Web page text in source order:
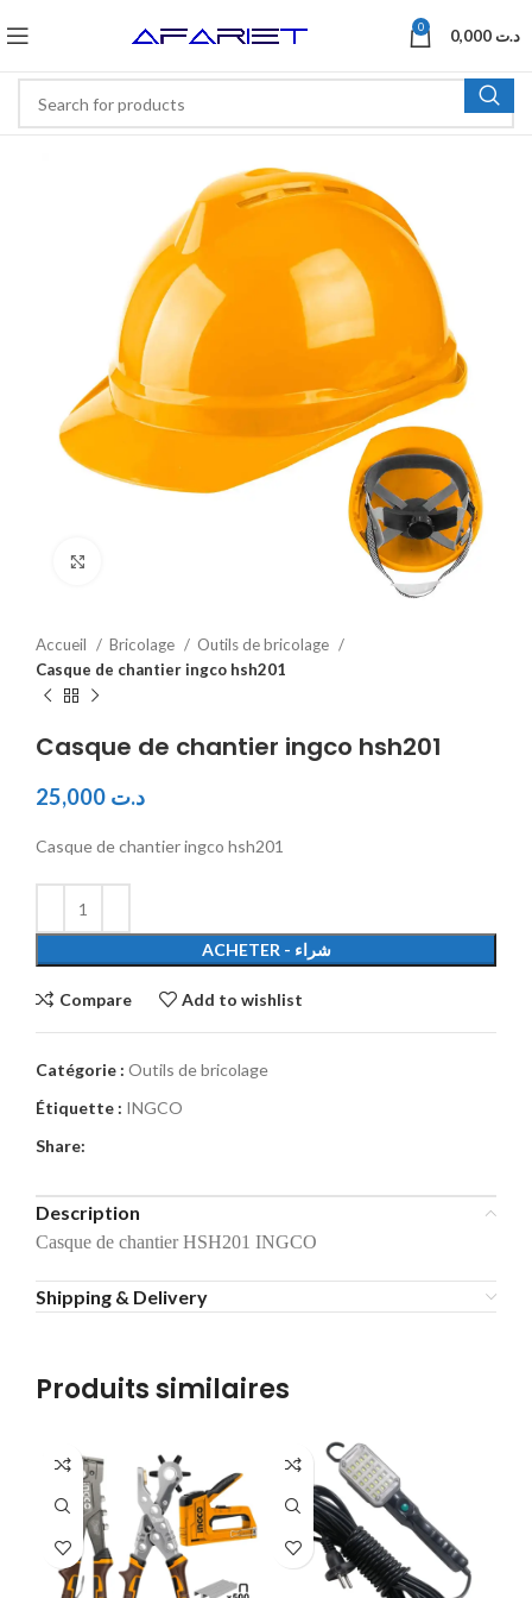
0 د.ت
Accueil Bricolage
Outils de bricolage
Casque de chantier ingco hsh201
Casque de chantier ingco hsh201
د.ت
Casque de chantier ingco hsh201
ACHETER - شراء
Compare Add to wishlist
Catégorie : Outils de bricolage
Étiquette : INGCO
Share:
Description
Casque de chantier HSH201 INGCO
Shipping & Delivery
Produits similaires